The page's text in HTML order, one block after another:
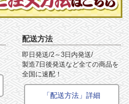
配送方法
即日発送/2～3日内発送/
製造7日後発送など全ての商品を
全国に速配！
「配送方法」詳細